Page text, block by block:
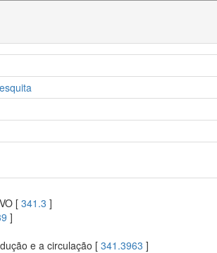
[ 341.3 ]
]
e a circulação [ 341.3963 ]